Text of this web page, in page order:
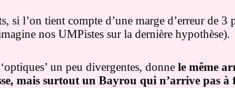
si l’on tient compte d’une marge d’erreur de
nos UMPistes sur la dernière hypothèse).
un peu divergentes, donne le même
mais surtout un Bayrou qui n’arrive pas à